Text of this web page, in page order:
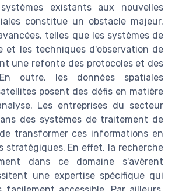
existants aux nouvelles
constitue un obstacle majeur.
telles que les systèmes de
et les techniques d'observation de
une refonte des protocoles et des
outre, les données spatiales
posent des défis en matière
Les entreprises du secteur
des systèmes de traitement de
transformer ces informations en
stratégiques. En effet, la recherche
dans ce domaine s'avèrent
une expertise spécifique qui